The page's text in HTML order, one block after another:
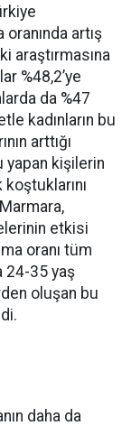
oranında artış
araştırmasına
%48,2’ye
da %47
kadınların bu
arttığı
yapan kişilerin
etkisi
oranı tüm
24-35 yaş
oluşan bu
daha da